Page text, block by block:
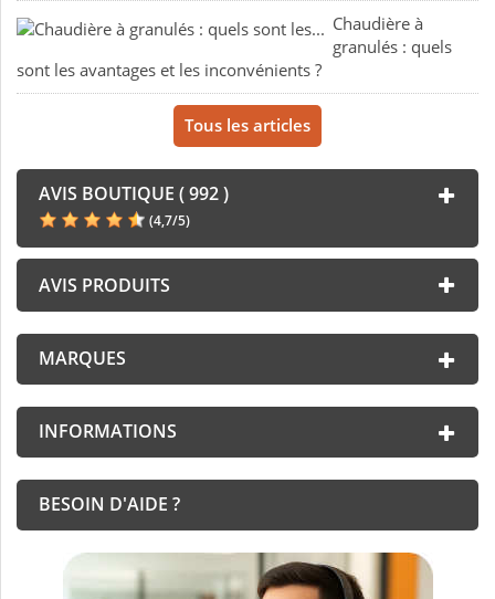
Chaudière à
granulés : quels
sont les avantages et les inconvénients ?
Tous les articles
AVIS BOUTIQUE ( 992 )
(4,7/5)
AVIS PRODUITS
MARQUES
INFORMATIONS
BESOIN D'AIDE ?